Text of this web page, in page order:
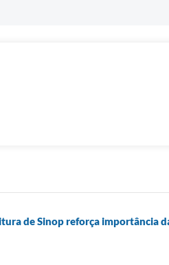
de Sinop reforça importância